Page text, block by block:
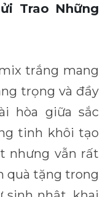
Trao Những
trắng mang
trọng và đầy
hòa giữa sắc
tinh khôi tạo
nhưng vẫn rất
quà tặng trong